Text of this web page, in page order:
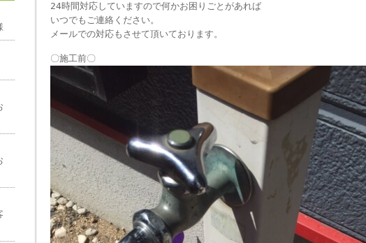
24時間対応していますので何かお困りごとがあれば
いつでもご連絡ください。
メールでの対応もさせて頂いております。
〇施工前〇